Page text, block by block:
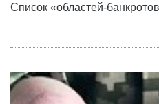
Список «областей-